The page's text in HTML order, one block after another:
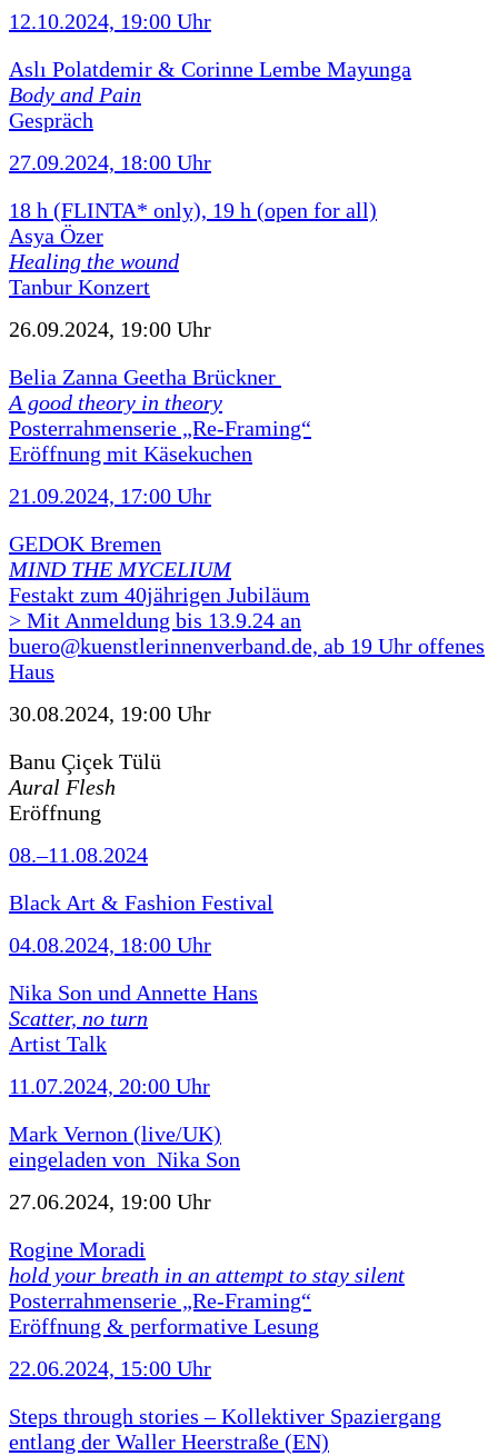
12.10.2024, 19:00 Uhr
Aslı Polatdemir & Corinne Lembe Mayunga
Body and Pain
Gespräch
27.09.2024, 18:00 Uhr
18 h (FLINTA* only), 19 h (open for all)
Asya Özer
Healing the wound
Tanbur Konzert
26.09.2024, 19:00 Uhr
Belia Zanna Geetha Brückner
A good theory in theory
Posterrahmenserie „Re-Framing“
Eröffnung mit Käsekuchen
21.09.2024, 17:00 Uhr
GEDOK Bremen
MIND THE MYCELIUM
Festakt zum 40jährigen Jubiläum
> Mit Anmeldung bis 13.9.24 an
buero@kuenstlerinnenverband.de, ab 19 Uhr offenes
Haus
30.08.2024, 19:00 Uhr
Banu Çiçek Tülü
Aural Flesh
Eröffnung
08.–11.08.2024
Black Art & Fashion Festival
04.08.2024, 18:00 Uhr
Nika Son und Annette Hans
Scatter, no turn
Artist Talk
11.07.2024, 20:00 Uhr
Mark Vernon (live/UK)
eingeladen von Nika Son
27.06.2024, 19:00 Uhr
Rogine Moradi
hold your breath in an attempt to stay silent
Posterrahmenserie „Re-Framing“
Eröffnung & performative Lesung
22.06.2024, 15:00 Uhr
Steps through stories – Kollektiver Spaziergang
entlang der Waller Heerstraße (EN)